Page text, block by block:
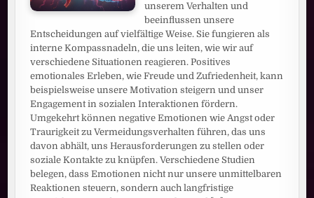
unserem Verhalten und
beeinflussen unsere
Entscheidungen auf vielfältige Weise. Sie fungieren als
interne Kompassnadeln, die uns leiten, wie wir auf
verschiedene Situationen reagieren. Positives
emotionales Erleben, wie Freude und Zufriedenheit, kann
beispielsweise unsere Motivation steigern und unser
Engagement in sozialen Interaktionen fördern.
Umgekehrt können negative Emotionen wie Angst oder
Traurigkeit zu Vermeidungsverhalten führen, das uns
davon abhält, uns Herausforderungen zu stellen oder
soziale Kontakte zu knüpfen. Verschiedene Studien
belegen, dass Emotionen nicht nur unsere unmittelbaren
Reaktionen steuern, sondern auch langfristige